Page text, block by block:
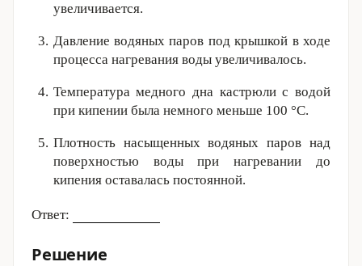
увеличивается.
Давление водяных паров под крышкой в ходе
процесса нагревания воды уве­ли­чи­ва­лось.
Температура медного дна кастрюли с водой
при кипении была немного меньше 100 °С.
Плотность насыщенных водяных паров над
поверхностью воды при нагревании до
кипения оставалась постоянной.
Ответ:
Решение